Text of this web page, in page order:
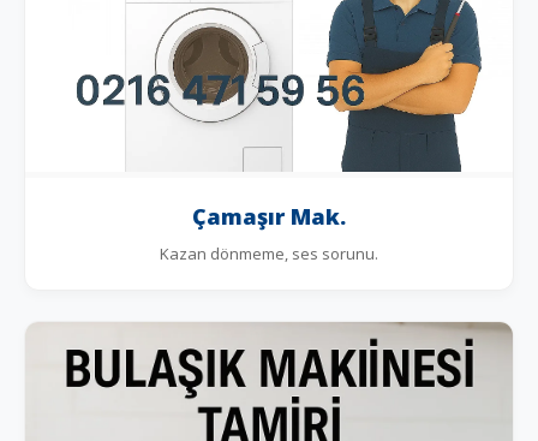
Çamaşır Mak.
Kazan dönmeme, ses sorunu.